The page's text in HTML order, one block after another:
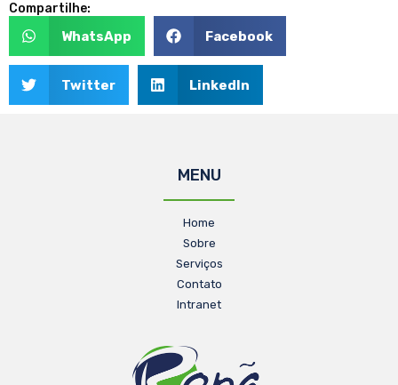
Compartilhe:
WhatsApp Facebook
Twitter LinkedIn
MENU
Home
Sobre
Serviços
Contato
Intranet